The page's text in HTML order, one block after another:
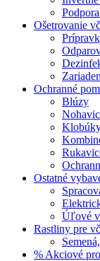
Ošetrovanie
Ochranné
Blúzy
Ostatné
Úľové
Rastliny pre
% Akciové